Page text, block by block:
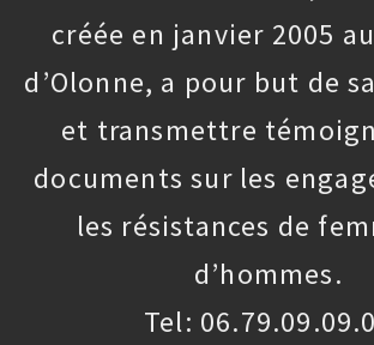
créée en janvier 2005
d’Olonne, a pour but de
et transmettre
documents sur les
les résistances de
d’hommes.
Tel: